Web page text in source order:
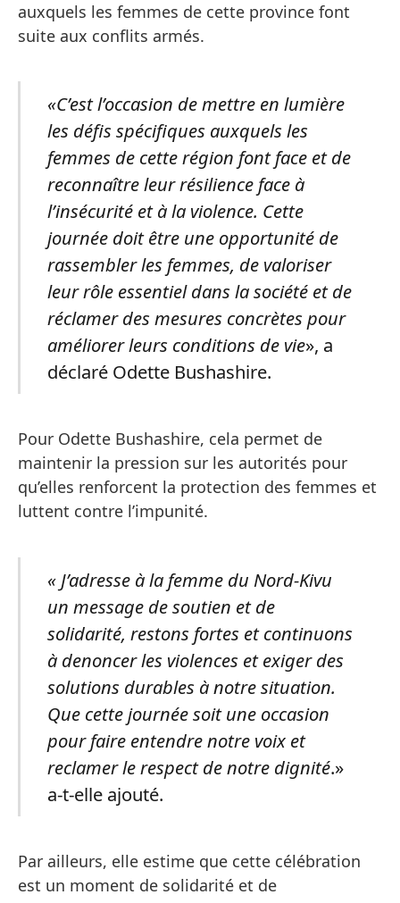
auxquels les femmes de cette province font
suite aux conflits armés.
«C’est l’occasion de mettre en lumière
les défis spécifiques auxquels les
femmes de cette région font face et de
reconnaître leur résilience face à
l’insécurité et à la violence. Cette
journée doit être une opportunité de
rassembler les femmes, de valoriser
leur rôle essentiel dans la société et de
réclamer des mesures concrètes pour
améliorer leurs conditions de vie», a
déclaré Odette Bushashire.
Pour Odette Bushashire, cela permet de
maintenir la pression sur les autorités pour
qu’elles renforcent la protection des femmes et
luttent contre l’impunité.
« J’adresse à la femme du Nord-Kivu
un message de soutien et de
solidarité, restons fortes et continuons
à denoncer les violences et exiger des
solutions durables à notre situation.
Que cette journée soit une occasion
pour faire entendre notre voix et
reclamer le respect de notre dignité.»
a-t-elle ajouté.
Par ailleurs, elle estime que cette célébration
est un moment de solidarité et de